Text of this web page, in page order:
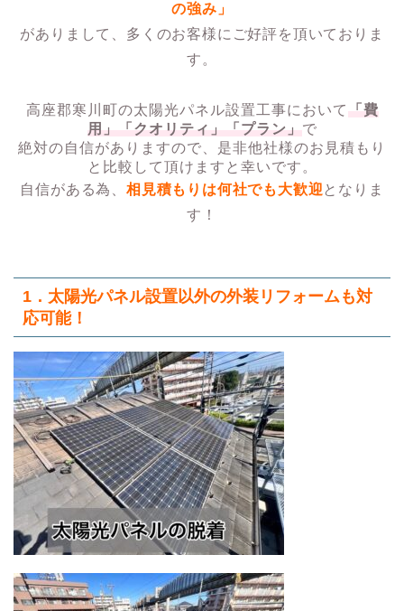
の強み」
がありまして、多くのお客様にご好評を頂いておりま
す。
高座郡寒川町の太陽光パネル設置工事において
「費
用」「クオリティ」「プラン」 で
絶対の自信がありますので、是非他社様のお見積もり
と比較して頂けますと幸いです。
自信がある為、 相見積もりは何社でも大歓迎 となりま
す！
1．太陽光パネル設置以外の外装リフォームも対
応可能！